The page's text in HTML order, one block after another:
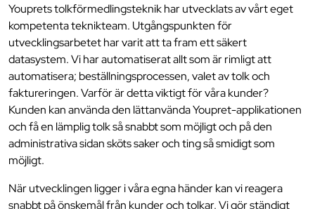
Youprets tolkförmedlingsteknik har utvecklats av vårt eget
kompetenta teknikteam. Utgångspunkten för
utvecklingsarbetet har varit att ta fram ett säkert
datasystem. Vi har automatiserat allt som är rimligt att
automatisera; beställningsprocessen, valet av tolk och
faktureringen. Varför är detta viktigt för våra kunder?
Kunden kan använda den lättanvända Youpret-applikationen
och få en lämplig tolk så snabbt som möjligt och på den
administrativa sidan sköts saker och ting så smidigt som
möjligt.
När utvecklingen ligger i våra egna händer kan vi reagera
snabbt på önskemål från kunder och tolkar. Vi gör ständigt